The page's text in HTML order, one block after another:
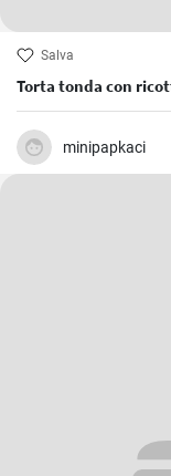
Salva
Torta tonda con
minipapkaci